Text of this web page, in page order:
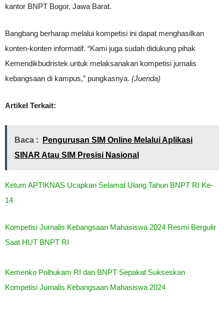
kantor BNPT Bogor, Jawa Barat.
Bangbang berharap melalui kompetisi ini dapat menghasilkan
konten-konten informatif. “Kami juga sudah didukung pihak
Kemendikbudristek untuk melaksanakan kompetisi jurnalis
kebangsaan di kampus,” pungkasnya. (Juenda)
Artikel Terkait:
Baca :
Pengurusan SIM Online Melalui Aplikasi
SINAR Atau SIM Presisi Nasional
Ketum APTIKNAS Ucapkan Selamat Ulang Tahun BNPT RI Ke-
14
Kompetisi Jurnalis Kebangsaan Mahasiswa 2024 Resmi Bergulir
Saat HUT BNPT RI
Kemenko Polhukam RI dan BNPT Sepakat Sukseskan
Kompetisi Jurnalis Kebangsaan Mahasiswa 2024